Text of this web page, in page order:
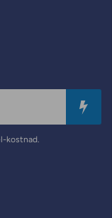
kostnad.